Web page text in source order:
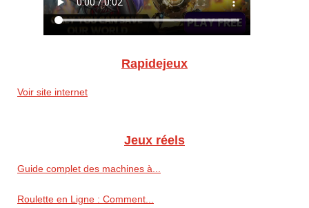
Rapidejeux
Voir site internet
Jeux réels
Guide complet des machines à...
Roulette en Ligne : Comment...